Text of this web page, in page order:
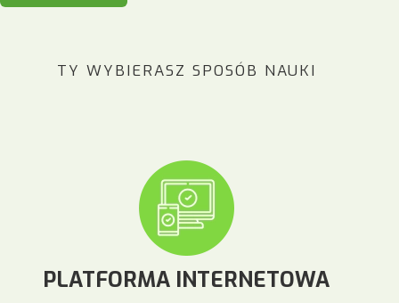
TY WYBIERASZ SPOSÓB NAUKI
PLATFORMA INTERNETOWA